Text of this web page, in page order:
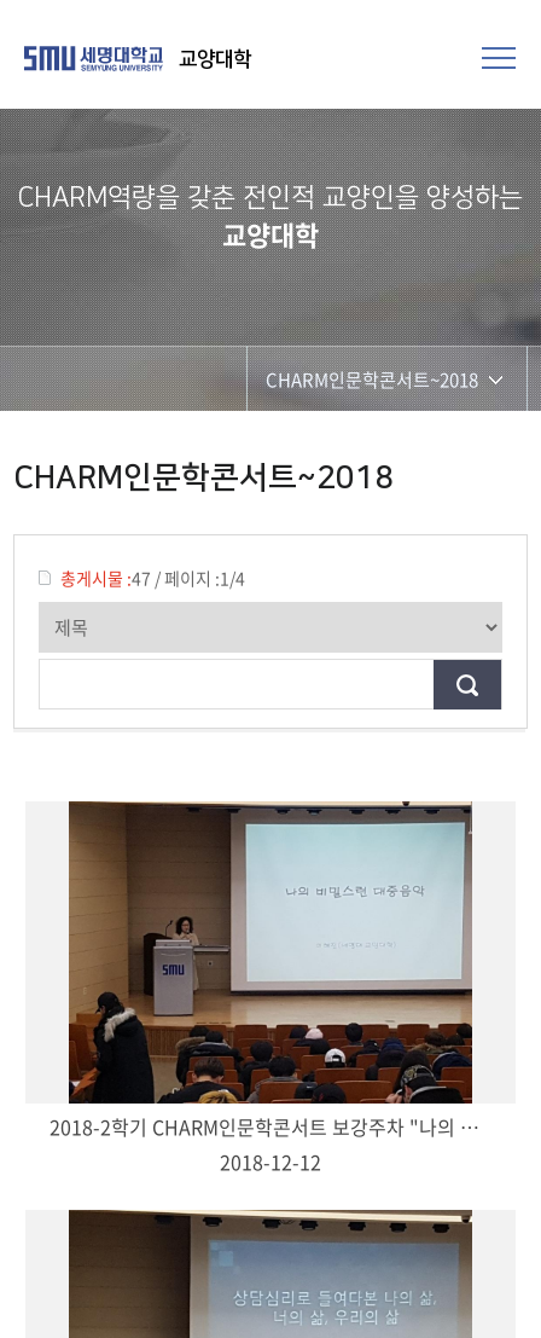
교양대학
CHARM역량을 갖춘 전인적 교양인을 양성하는
교양대학
CHARM인문학콘서트~2018
CHARM커뮤니케이션
CHARM인문학콘서트~2018
향토문화탐방~2018
특강 및 기타 행사
CHARM인문학콘서트~2018
총게시물 :47 /페이지 :1/4
2018-2학기 CHARM인문학콘서트 보강주차 "나의 비밀스러운 대중음악-이혜진(교양대 교수)"
2018-12-12